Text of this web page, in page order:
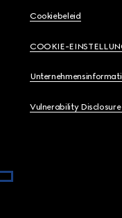
Cookiebeleid
COOKIE-
Vulnerability